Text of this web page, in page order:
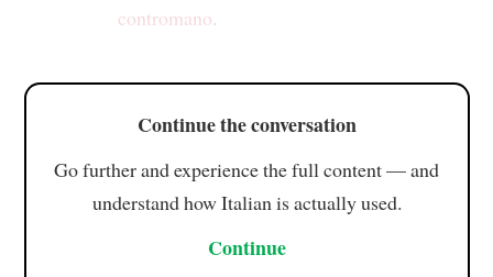
contromano.
Continue the conversation
Go further and experience the full content — and
understand how Italian is actually used.
Continue